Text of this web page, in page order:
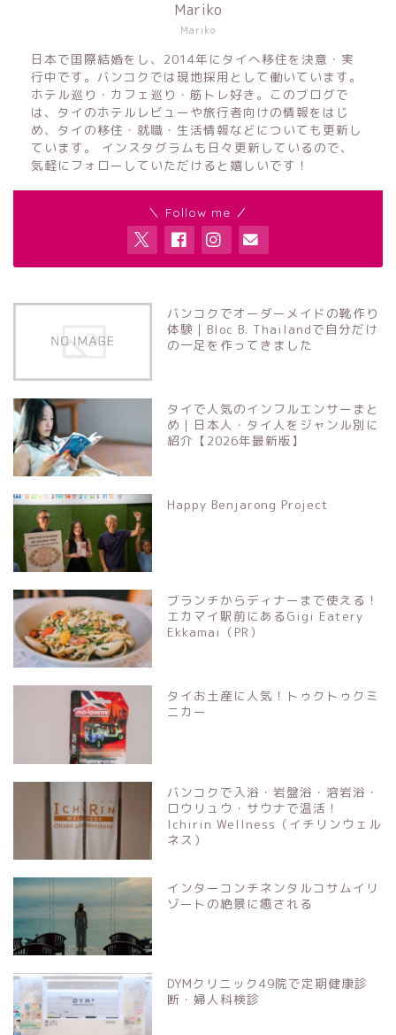
Mariko
Mariko
日本で国際結婚をし、2014年にタイへ移住を決意・実
行中です。バンコクでは現地採用として働いています。
ホテル巡り・カフェ巡り・筋トレ好き。このブログで
は、タイのホテルレビューや旅行者向けの情報をはじ
め、タイの移住・就職・生活情報などについても更新し
ています。 インスタグラムも日々更新しているので、
気軽にフォローしていただけると嬉しいです！
＼ Follow me ／
バンコクでオーダーメイドの靴作り
体験｜Bloc B. Thailandで自分だけ
の一足を作ってきました
タイで人気のインフルエンサーまと
め｜日本人・タイ人をジャンル別に
紹介【2026年最新版】
Happy Benjarong Project
ブランチからディナーまで使える！
エカマイ駅前にあるGigi Eatery
Ekkamai（PR）
タイお土産に人気！トゥクトゥクミ
ニカー
バンコクで入浴・岩盤浴・溶岩浴・
ロウリュウ・サウナで温活！
Ichirin Wellness（イチリンウェル
ネス）
インターコンチネンタルコサムイリ
ゾートの絶景に癒される
DYMクリニック49院で定期健康診
断・婦人科検診